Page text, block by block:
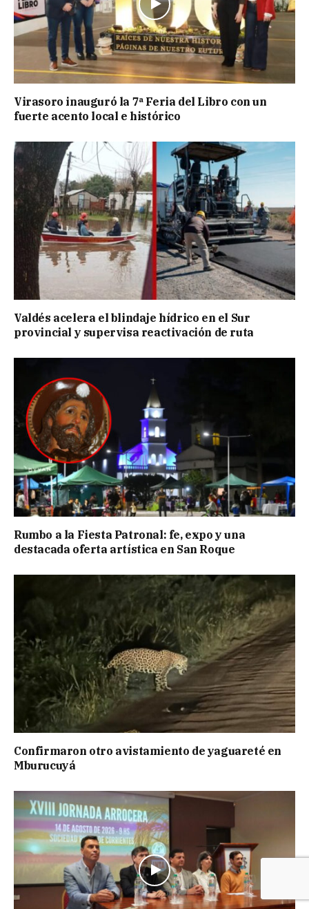
Virasoro inauguró la 7ª Feria del Libro con un
fuerte acento local e histórico
Valdés acelera el blindaje hídrico en el Sur
provincial y supervisa reactivación de ruta
Rumbo a la Fiesta Patronal: fe, expo y una
destacada oferta artística en San Roque
Confirmaron otro avistamiento de yaguareté en
Mburucuyá